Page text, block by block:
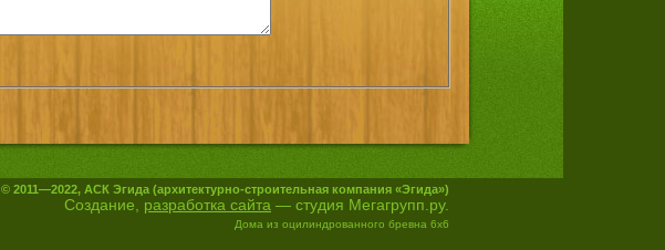
Дома из оцилиндрованного бревна 6х6
© 2011—2022, АСК Эгида (архитектурно-строительная компания «Эгида»)
Создание, разработка сайта — студия Мегагрупп.ру.